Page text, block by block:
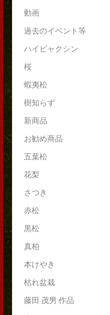
動画
過去のイベント等
ハイビャクシン
桜
蝦夷松
樹知らず
新商品
お勧め商品
五葉松
花梨
さつき
赤松
黒松
真柏
本けやき
枯れ盆栽
藤田 茂男 作品